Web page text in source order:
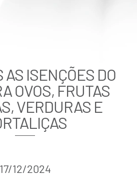
AS ISENÇÕES DO
OVOS, FRUTAS
VERDURAS E
17/12/2024